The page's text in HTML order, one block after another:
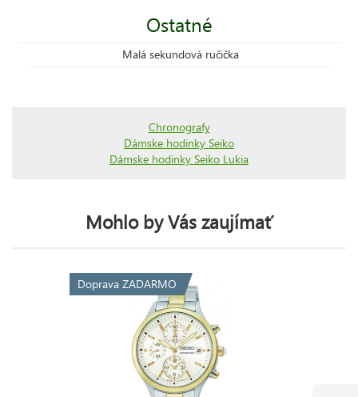
Ostatné
Malá sekundová ručička
Chronografy
Dámske hodinky Seiko
Dámske hodinky Seiko Lukia
Mohlo by Vás zaujímať
Doprava ZADARMO